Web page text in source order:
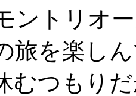
ントリオ
旅を楽し
むつもり